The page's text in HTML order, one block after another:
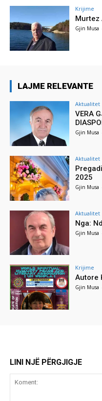
Krijime
Murtez
Gjin Musa
LAJME RELEVANTE
Aktualitet
VERA
Gjin Musa
Aktualitet
2025
Gjin Musa
Aktualitet
Nga:
Gjin Musa
Krijime
Autore
Gjin Musa
LINI NJË PËRGJIGJE